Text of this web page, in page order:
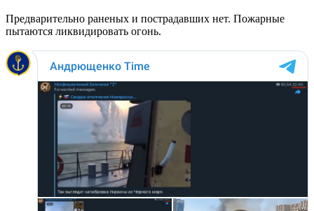
Предварительно раненых и пострадавших нет. Пожарные
пытаются ликвидировать огонь.